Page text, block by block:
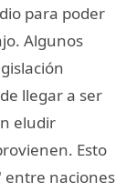
para poder
Algunos
llegar a ser
eludir
Esto
entre naciones